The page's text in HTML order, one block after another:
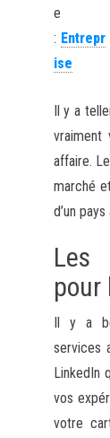
e
: Entrepr
ise
Il y a
affaire.
marché
d’un
Les
pour
Il y a
services
LinkedIn
vos
votre